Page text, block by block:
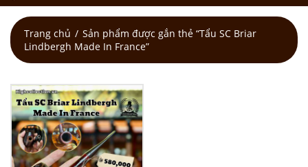
Trang chủ
Sản phẩm được gắn thẻ “Tẩu SC Briar
Lindbergh Made In France”